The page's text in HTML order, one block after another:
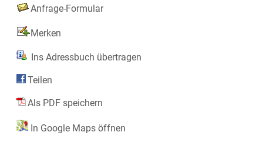
Anfrage-Formular
Merken
Ins Adressbuch übertragen
Teilen
Als PDF speichern
In Google Maps öffnen